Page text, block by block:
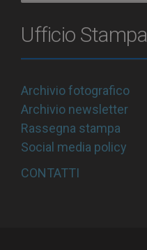
Ufficio Stampa
Archivio fotografico
Archivio newsletter
Rassegna stampa
Social media policy
CONTATTI